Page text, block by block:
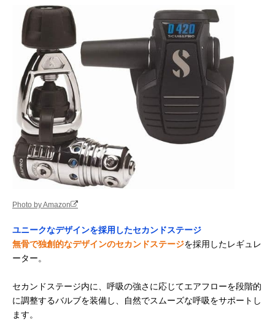
Photo by Amazon
ユニークなデザインを採用したセカンドステージ
無骨で独創的なデザインのセカンドステージを採用したレギュレ
ーター。
セカンドステージ内に、呼吸の強さに応じてエアフローを段階的
に調整するバルブを装備し、自然でスムーズな呼吸をサポートし
ます。